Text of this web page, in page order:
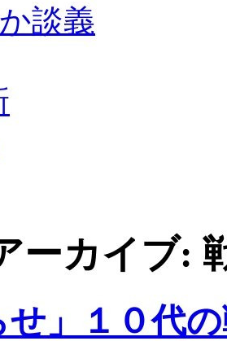
談義
ーカイブ:
せ」１０代